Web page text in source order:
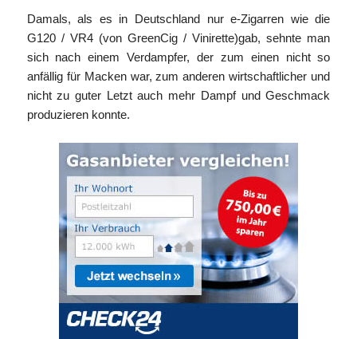
Damals, als es in Deutschland nur e-Zigarren wie die
G120 / VR4 (von GreenCig / Vinirette)gab, sehnte man
sich nach einem Verdampfer, der zum einen nicht so
anfällig für Macken war, zum anderen wirtschaftlicher und
nicht zu guter Letzt auch mehr Dampf und Geschmack
produzieren konnte.